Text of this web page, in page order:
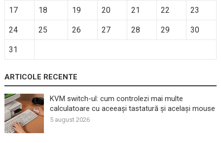
17 18 19 20 21 22 23
24 25 26 27 28 29 30
31
ARTICOLE RECENTE
KVM switch-ul: cum controlezi mai multe
calculatoare cu aceeași tastatură și același mouse
5 august 2026